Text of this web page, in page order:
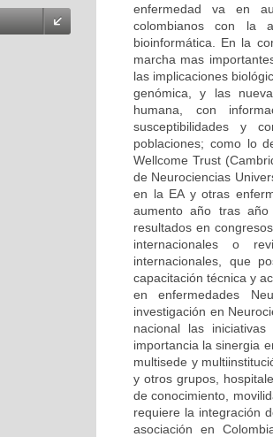
enfermedad va en
colombianos con la
bioinformática. En la
marcha mas
las implicaciones
genómica, y las
humana, con
susceptibilidades y
poblaciones; como lo
Wellcome Trust
de Neurociencias
en la EA y otras
aumento año tras año
resultados en
internacionales o
internacionales, que
capacitación técnica y
en enfermedades
investigación en
nacional las
importancia la sinergia
multisede y
y otros grupos,
de conocimiento,
requiere la integración
asociación en